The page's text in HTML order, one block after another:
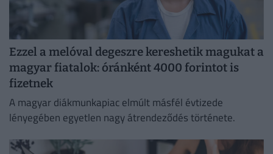
Ezzel a melóval degeszre kereshetik magukat a
magyar fiatalok: óránként 4000 forintot is
fizetnek
A magyar diákmunkapiac elmúlt másfél évtizede
lényegében egyetlen nagy átrendeződés története.